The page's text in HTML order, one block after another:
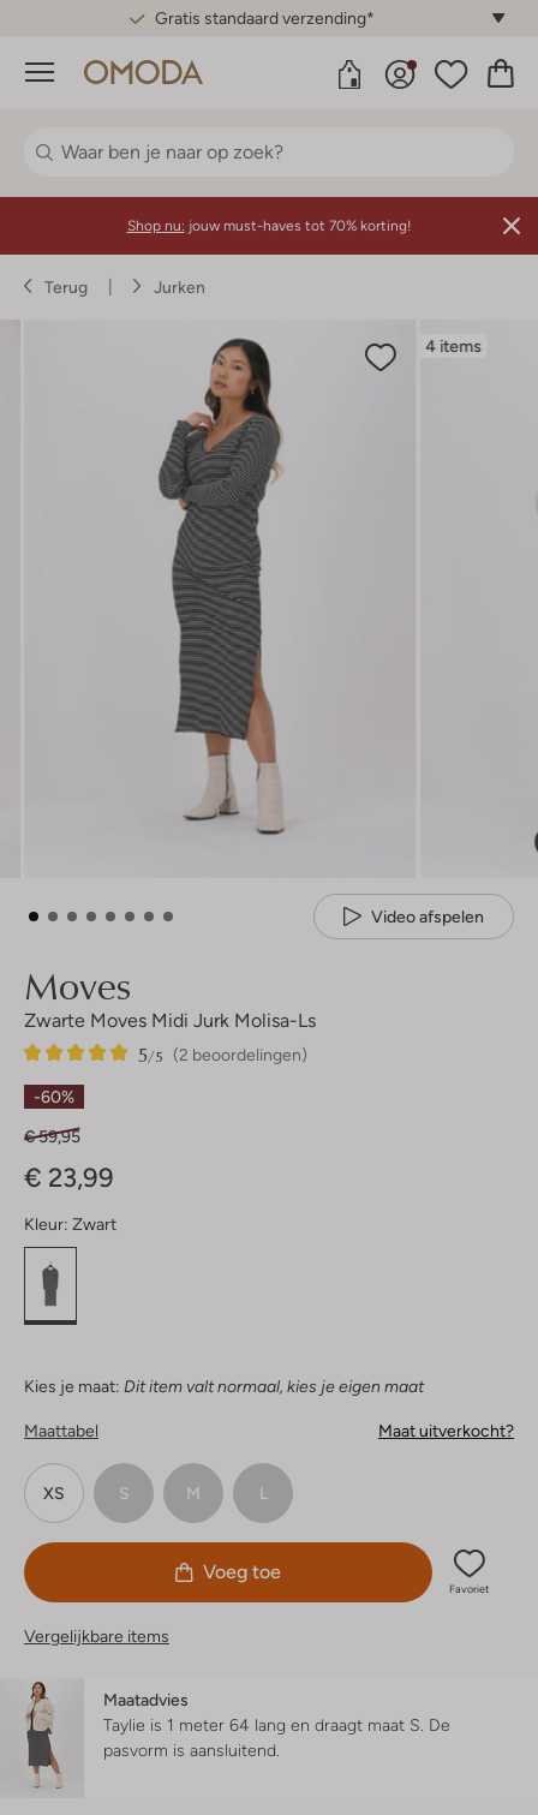
Gratis standaard verzending*
Menu
Shop nu: jouw must-haves tot 70% korting!
Terug Jurken
4 items
Video afspelen
Moves
Zwarte Moves Midi Jurk Molisa-Ls
(2 beoordelingen)
5/5
2
5
Sterren
-60%
€ 59,95
€ 23,99
Kleur: Zwart
Kies je maat: Dit item valt normaal, kies je eigen maat
Maattabel Maat uitverkocht?
XS S M L
Voeg toe
Favoriet
Vergelijkbare items
Maatadvies
Taylie is 1 meter 64 lang en draagt maat S. De
pasvorm is aansluitend